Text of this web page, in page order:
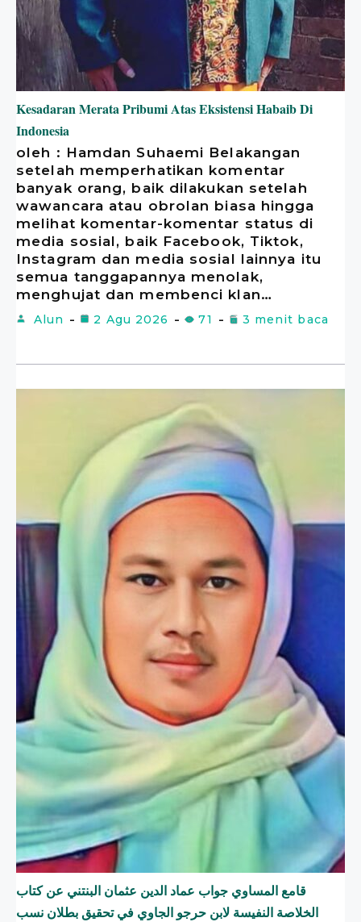
Kesadaran Merata Pribumi Atas Eksistensi Habaib Di
Indonesia
oleh : Hamdan Suhaemi Belakangan
setelah memperhatikan komentar
banyak orang, baik dilakukan setelah
wawancara atau obrolan biasa hingga
melihat komentar-komentar status di
media sosial, baik Facebook, Tiktok,
Instagram dan media sosial lainnya itu
semua tanggapannya menolak,
menghujat dan membenci klan…
Alun 2 Agu 2026 71 3 menit baca
قامع المساوي جواب عماد الدين عثمان البنتني عن كتاب
الخلاصة النفيسة لابن حرجو الجاوي في تحقيق بطلان نسب